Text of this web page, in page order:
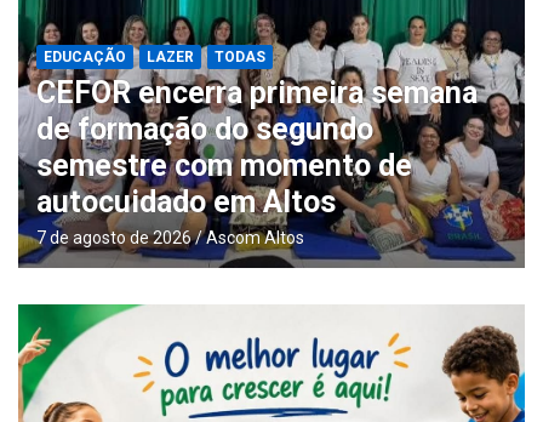
EDUCAÇÃO LAZER TODAS
CEFOR encerra primeira semana
de formação do segundo
semestre com momento de
autocuidado em Altos
7 de agosto de 2026 Ascom Altos